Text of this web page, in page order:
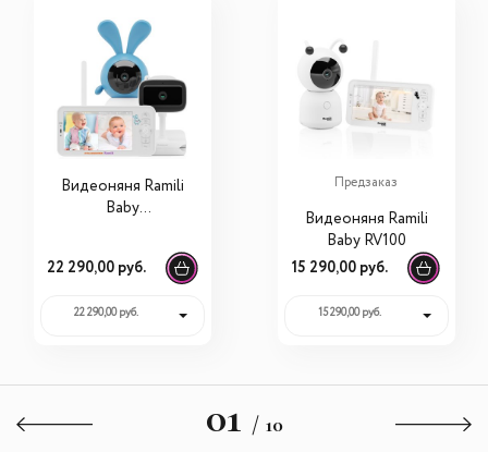
Видеоняня Ramili
Baby
Малышарики, с
22 290,00 руб.
22 290,00 руб.
Предзаказ
Видеоняня Ramili
Baby RV100
15 290,00 руб.
15 290,00 руб.
01 / 10